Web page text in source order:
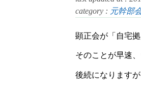
category : 元幹部
顕正会が「自宅
そのことが早速
後続になります